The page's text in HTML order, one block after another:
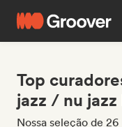
Top
jazz / nu jazz
Nossa seleção de